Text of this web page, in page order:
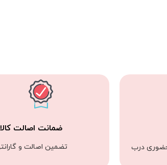
حضوری درب
ضمانت اصالت کالا
تضمین اصالت و